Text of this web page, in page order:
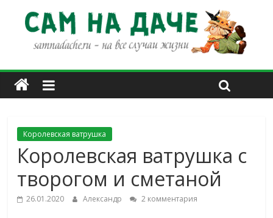
Королевская ватрушка
Королевская ватрушка с
творогом и сметаной
26.01.2020 Александр 2 комментария